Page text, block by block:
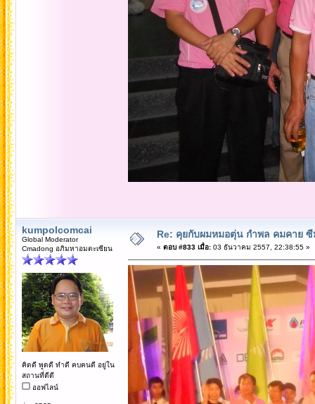
kumpolcomcai
Global Moderator
Cmadong อภิมหาอมตะเซียน
คิดดี พูดดี ทำดี คบคนดี อยู่ใน
สถานที่ดีดี
ออฟไลน์
Re: คุยกับผมหมอตุ่น กำพล คมคาย
« ตอบ #833 เมื่อ:03 ธันวาคม 2557, 22:38:55 »